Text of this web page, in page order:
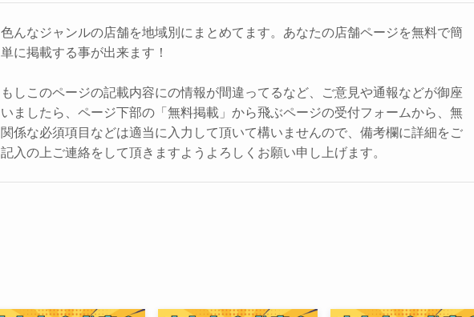
色んなジャンルの店舗を地域別にまとめてます。あなたの店舗ページを無料で簡
単に掲載する事が出来ます！
もしこのページの記載内容にの情報が間違ってるなど、ご意見や通報などが御座
いましたら、ページ下部の「無料掲載」から飛ぶページの受付フォームから、無
関係な必須項目などは適当に入力して頂いて構いませんので、備考欄に詳細をご
記入の上ご連絡をして頂きますようよろしくお願い申し上げます。